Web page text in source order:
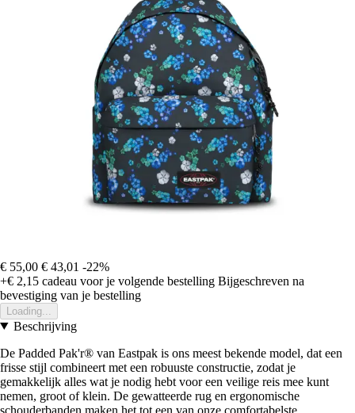
€ 55,00 € 43,01 -22%
+€ 2,15 cadeau voor je volgende bestelling Bijgeschreven na
bevestiging van je bestelling
Loading...
Beschrijving
De Padded Pak'r® van Eastpak is ons meest bekende model, dat een
frisse stijl combineert met een robuuste constructie, zodat je
gemakkelijk alles wat je nodig hebt voor een veilige reis mee kunt
nemen, groot of klein. De gewatteerde rug en ergonomische
schouderbanden maken het tot een van onze comfortabelste